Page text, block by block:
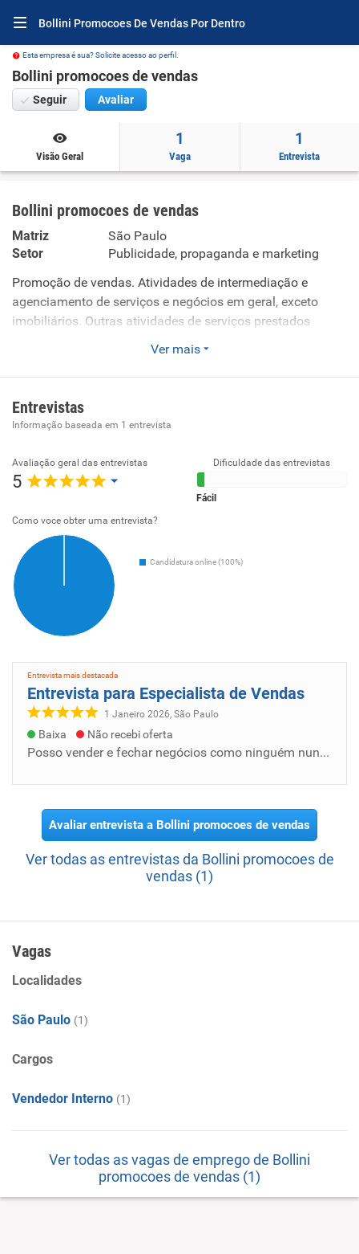
Bollini Promocoes De Vendas Por Dentro
Esta empresa é sua? Solicite acesso ao perfil.
Bollini promocoes de vendas
Seguir Avaliar
Visão Geral
1
Vaga
1
Entrevista
Bollini promocoes de vendas
Matriz
São Paulo
Setor
Publicidade, propaganda e marketing
Promoção de vendas. Atividades de intermediação e
agenciamento de serviços e negócios em geral, exceto
imobiliários. Outras atividades de serviços prestados
Ver mais
Entrevistas
Informação baseada em 1 entrevista
Avaliação geral das entrevistas
5
Dificuldade das entrevistas
Fácil
Como voce obter uma entrevista?
Candidatura online (100%)
Entrevista mais destacada
Entrevista para Especialista de Vendas
1 Janeiro 2026, São Paulo
Baixa Não recebi oferta
Posso vender e fechar negócios como ninguém nunca viu eu não ofereço produtos ofereço soluções, eu vendo e não perco oportunidade.
Avaliar entrevista a Bollini promocoes de vendas
Ver todas as entrevistas da Bollini promocoes de
vendas (1)
Vagas
Localidades
São Paulo (1)
Cargos
Vendedor Interno (1)
Ver todas as vagas de emprego de Bollini
promocoes de vendas (1)